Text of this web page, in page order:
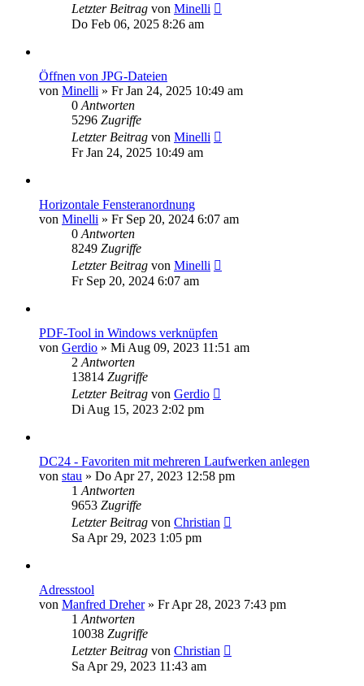
Letzter Beitrag von Minelli
Do Feb 06, 2025 8:26 am
Öffnen von JPG-Dateien
von Minelli » Fr Jan 24, 2025 10:49 am
0 Antworten
5296 Zugriffe
Letzter Beitrag von Minelli
Fr Jan 24, 2025 10:49 am
Horizontale Fensteranordnung
von Minelli » Fr Sep 20, 2024 6:07 am
0 Antworten
8249 Zugriffe
Letzter Beitrag von Minelli
Fr Sep 20, 2024 6:07 am
PDF-Tool in Windows verknüpfen
von Gerdio » Mi Aug 09, 2023 11:51 am
2 Antworten
13814 Zugriffe
Letzter Beitrag von Gerdio
Di Aug 15, 2023 2:02 pm
DC24 - Favoriten mit mehreren Laufwerken anlegen
von stau » Do Apr 27, 2023 12:58 pm
1 Antworten
9653 Zugriffe
Letzter Beitrag von Christian
Sa Apr 29, 2023 1:05 pm
Adresstool
von Manfred Dreher» Fr Apr 28, 2023 7:43 pm
1 Antworten
10038 Zugriffe
Letzter Beitrag von Christian
Sa Apr 29, 2023 11:43 am